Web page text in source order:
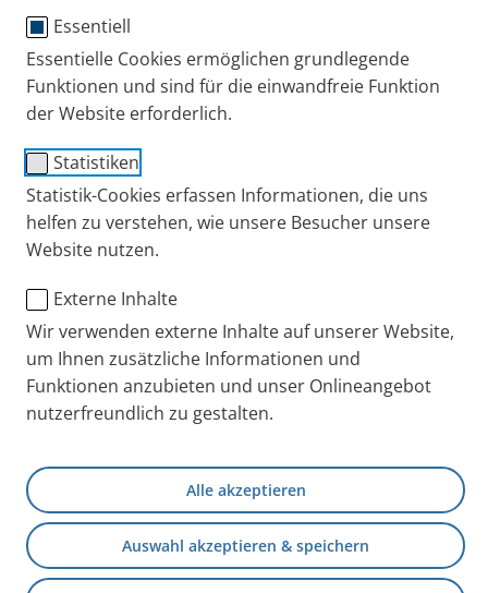
Essentiell
Essentielle Cookies ermöglichen grundlegende
Funktionen und sind für die einwandfreie Funktion
der Website erforderlich.
Statistiken
Statistik-Cookies erfassen Informationen, die uns
helfen zu verstehen, wie unsere Besucher unsere
Website nutzen.
Externe Inhalte
Wir verwenden externe Inhalte auf unserer Website,
um Ihnen zusätzliche Informationen und
Funktionen anzubieten und unser Onlineangebot
nutzerfreundlich zu gestalten.
Alle akzeptieren
Auswahl akzeptieren & speichern
COPD steht für „Chronic obstructive pulmonary
disease“, was ins Deutsche übersetzt chronisch
obstruktive Lungenerkrankung heißt. Wie der Name
schon andeutet, sind bei Menschen, die an COPD
mit Schleim verlegt. Außerdem kann es zu einem
Lungenemphysem kommen, das dazu führt, dass die
Lungenbläschen zerstört werden. Typische
Symptome sind Atemnot bei Belastung, chronischer
verringerte körperliche Leistungsfähigkeit.
Ausführliche Informationen zur Erkrankung finden
Sie in unseremCOPD-Ratgeber – verständlich erklärt
für Betroffene und Angehörige.